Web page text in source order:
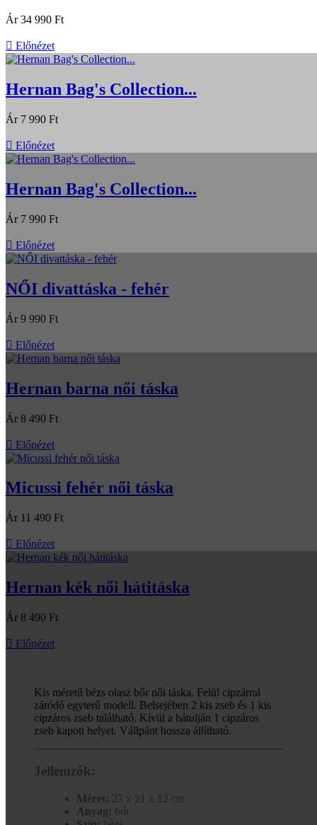
Ár 34 990 Ft
 Előnézet
Hernan Bag's Collection...
Ár 7 990 Ft
 Előnézet
Hernan Bag's Collection...
Ár 7 990 Ft
 Előnézet
NŐI divattáska - fehér
Ár 9 990 Ft
 Előnézet
Hernan barna női táska
Ár 8 490 Ft
 Előnézet
Micussi fehér női táska
Ár 11 490 Ft
 Előnézet
Hernan kék női hátitáska
Ár 8 490 Ft
 Előnézet
Kis méretű bézs olasz bőr női táska. Felül cipzárral
záródó egyterű modell. Belsejében 2 kis zseb és 1 kis
cipzáros zseb található. Kívül a hátulján 1 cipzáros
zseb kapott helyet. Vállpánt hossza állítható.
Jellemzők:
Méret: 23 x 21 x 12 cm
Anyag: bőr